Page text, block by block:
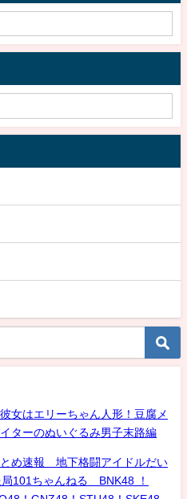
女はエリーちゃん人形！豆腐メ
ターのぬいぐるみ男子末路編
め速報 地下格闘アイドルだい
101ちゃんねる BNK48 ！